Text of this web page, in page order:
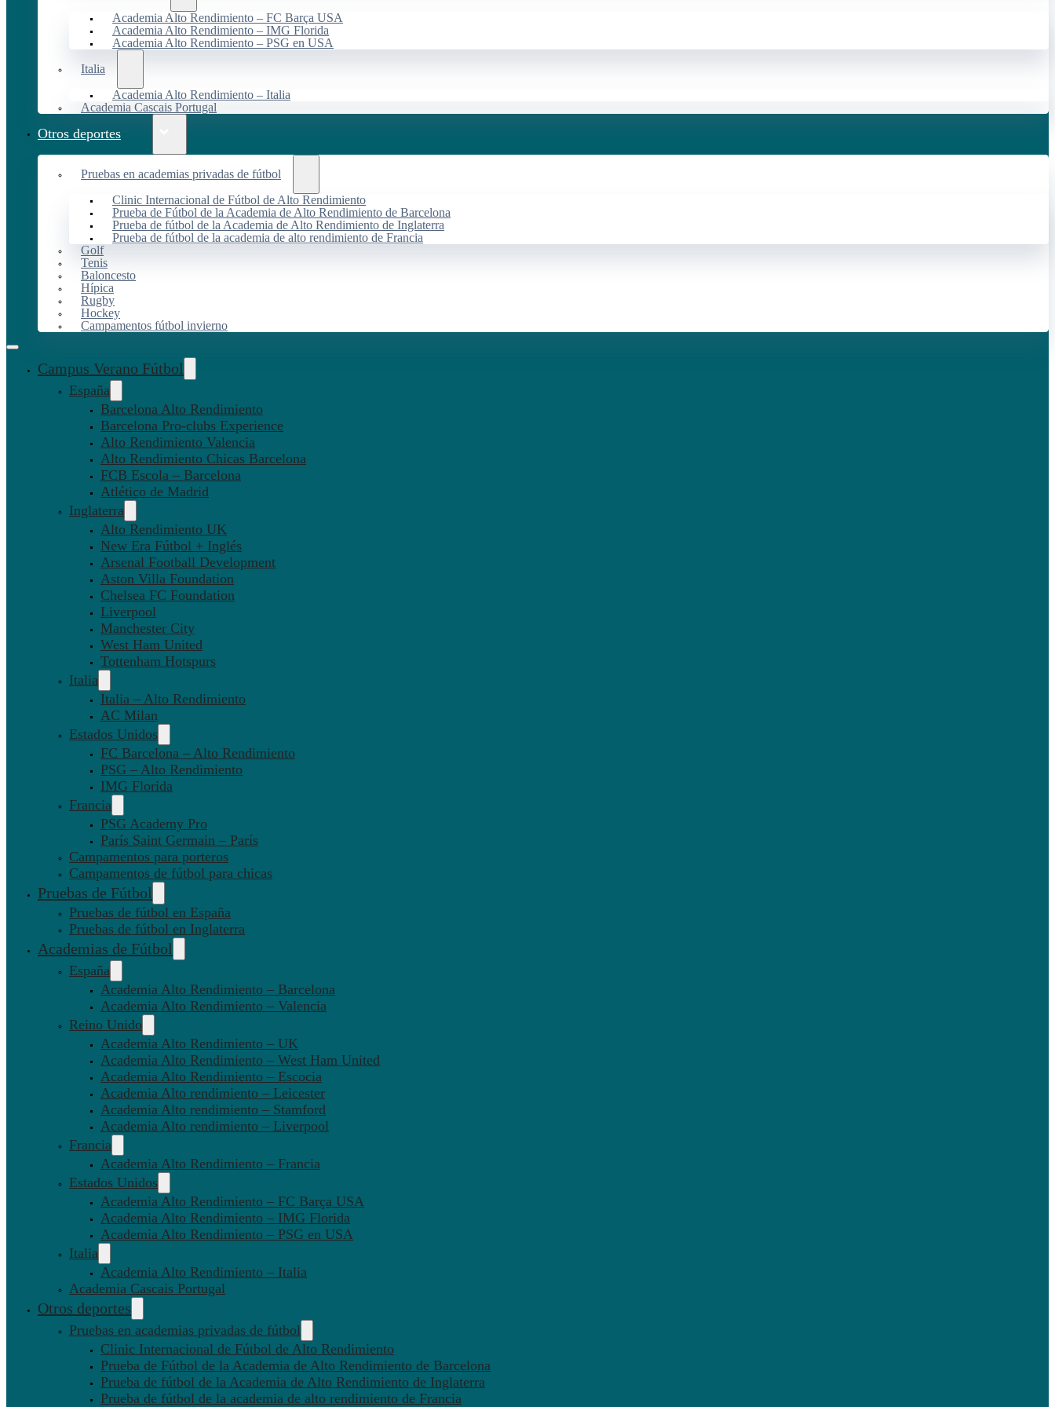
Academia Alto Rendimiento – FC Barça USA
Academia Alto Rendimiento – IMG Florida
Academia Alto Rendimiento – PSG en USA
Italia
Academia Alto Rendimiento – Italia
Academia Cascais Portugal
Otros deportes
Pruebas en academias privadas de fútbol
Clinic Internacional de Fútbol de Alto Rendimiento
Prueba de Fútbol de la Academia de Alto Rendimiento de Barcelona
Prueba de fútbol de la Academia de Alto Rendimiento de Inglaterra
Prueba de fútbol de la academia de alto rendimiento de Francia
Golf
Tenis
Baloncesto
Hípica
Rugby
Hockey
Campamentos fútbol invierno
Campus Verano Fútbol
España
Barcelona Alto Rendimiento
Barcelona Pro-clubs Experience
Alto Rendimiento Valencia
Alto Rendimiento Chicas Barcelona
FCB Escola – Barcelona
Atlético de Madrid
Inglaterra
Alto Rendimiento UK
New Era Fútbol + Inglés
Arsenal Football Development
Aston Villa Foundation
Chelsea FC Foundation
Liverpool
Manchester City
West Ham United
Tottenham Hotspurs
Italia
Italia – Alto Rendimiento
AC Milan
Estados Unidos
FC Barcelona – Alto Rendimiento
PSG – Alto Rendimiento
IMG Florida
Francia
PSG Academy Pro
París Saint Germain – París
Campamentos para porteros
Campamentos de fútbol para chicas
Pruebas de Fútbol
Pruebas de fútbol en España
Pruebas de fútbol en Inglaterra
Academias de Fútbol
España
Academia Alto Rendimiento – Barcelona
Academia Alto Rendimiento – Valencia
Reino Unido
Academia Alto Rendimiento – UK
Academia Alto Rendimiento – West Ham United
Academia Alto Rendimiento – Escocia
Academia Alto rendimiento – Leicester
Academia Alto rendimiento – Stamford
Academia Alto rendimiento – Liverpool
Francia
Academia Alto Rendimiento – Francia
Estados Unidos
Academia Alto Rendimiento – FC Barça USA
Academia Alto Rendimiento – IMG Florida
Academia Alto Rendimiento – PSG en USA
Italia
Academia Alto Rendimiento – Italia
Academia Cascais Portugal
Otros deportes
Pruebas en academias privadas de fútbol
Clinic Internacional de Fútbol de Alto Rendimiento
Prueba de Fútbol de la Academia de Alto Rendimiento de Barcelona
Prueba de fútbol de la Academia de Alto Rendimiento de Inglaterra
Prueba de fútbol de la academia de alto rendimiento de Francia